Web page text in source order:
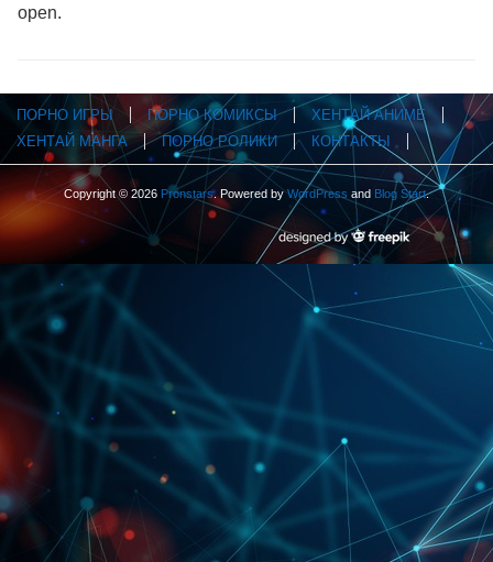
open.
ПОРНО ИГРЫ ПОРНО КОМИКСЫ
ХЕНТАЙ АНИМЕ
ХЕНТАЙ МАНГА
ПОРНО РОЛИКИ КОНТАКТЫ
Copyright © 2026 Pronstars. Powered byWordPress and Blog Start.